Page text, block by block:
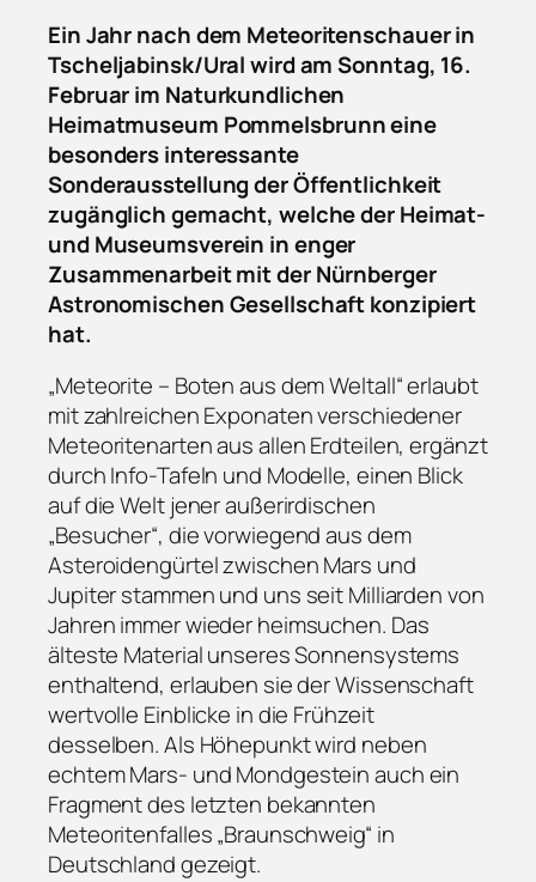
Ein Jahr nach dem Meteoritenschauer in
Tscheljabinsk/Ural wird am Sonntag, 16.
Februar im Naturkundlichen
Heimatmuseum Pommelsbrunn eine
besonders interessante
Sonderausstellung der Öffentlichkeit
zugänglich gemacht, welche der Heimat-
und Museumsverein in enger
Zusammenarbeit mit der Nürnberger
Astronomischen Gesellschaft konzipiert
hat.
„Meteorite – Boten aus dem Weltall“ erlaubt
mit zahlreichen Exponaten verschiedener
Meteoritenarten aus allen Erdteilen, ergänzt
durch Info-Tafeln und Modelle, einen Blick
auf die Welt jener außerirdischen
„Besucher“, die vorwiegend aus dem
Asteroidengürtel zwischen Mars und
Jupiter stammen und uns seit Milliarden von
Jahren immer wieder heimsuchen. Das
älteste Material unseres Sonnensystems
enthaltend, erlauben sie der Wissenschaft
wertvolle Einblicke in die Frühzeit
desselben. Als Höhepunkt wird neben
echtem Mars- und Mondgestein auch ein
Fragment des letzten bekannten
Meteoritenfalles „Braunschweig“ in
Deutschland gezeigt.